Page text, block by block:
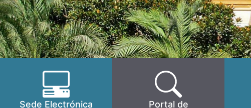
Sede Electrónica
Portal de